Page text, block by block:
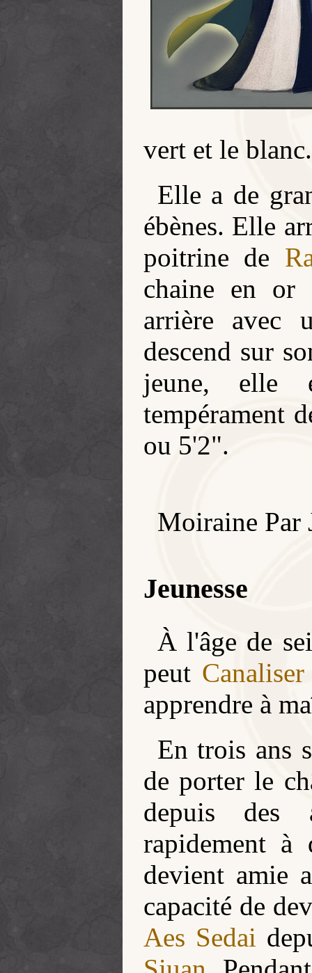
vert et le blanc.
Elle a de
ébènes. Elle
poitrine de
chaine en or
arrière avec
descend sur
jeune, elle
tempérament
ou 5'2".
Moiraine Par
Jeunesse
À l'âge de
peut Canaliser
apprendre à
En trois ans
de porter le
depuis des
rapidement à
devient amie
capacité de
Aes Sedai